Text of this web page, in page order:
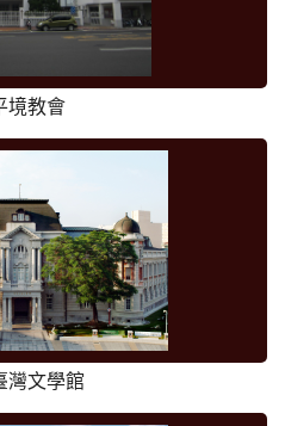
境教會
灣文學館